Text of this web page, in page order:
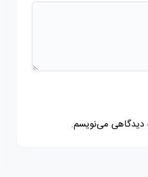
دیدگاهی می‌نویسم.